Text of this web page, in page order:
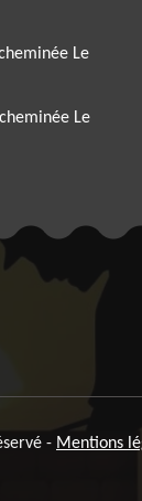
Le
Le
- Mentions